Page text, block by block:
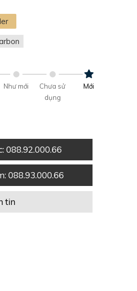
Như mới
Chưa sử
dụng
Mới
: 088.92.000.66
: 088.93.000.66
tin